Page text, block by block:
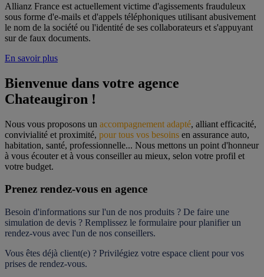
Allianz France est actuellement victime d'agissements frauduleux
sous forme d'e-mails et d'appels téléphoniques utilisant abusivement
le nom de la société ou l'identité de ses collaborateurs et s'appuyant
sur de faux documents.
En savoir plus
Bienvenue dans votre agence
Chateaugiron !
Nous vous proposons un accompagnement adapté, alliant efficacité,
convivialité et proximité, pour tous vos besoins en assurance auto,
habitation, santé, professionnelle... Nous mettons un point d'honneur
à vous écouter et à vous conseiller au mieux, selon votre profil et
votre budget.
Prenez rendez-vous en agence
Besoin d'informations sur l'un de nos produits ? De faire une
simulation de devis ? Remplissez le formulaire pour planifier un
rendez-vous avec l'un de nos conseillers.
Vous êtes déjà client(e) ? Privilégiez votre espace client pour vos
prises de rendez-vous.